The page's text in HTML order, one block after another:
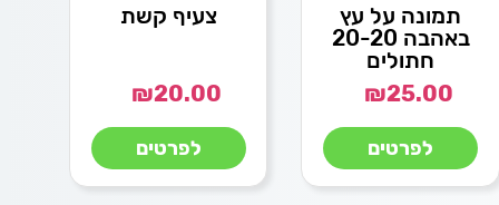
תמונה על עץ
באהבה 20-20
חתולים
₪25.00
לפרטים
צעיף קשת
₪20.00
לפרטים